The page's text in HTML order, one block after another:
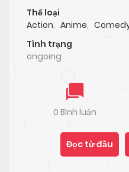
Thể loại
Action, Anime,
Tình trạng
ongoing
0 Bình luận
Đọc từ đầu